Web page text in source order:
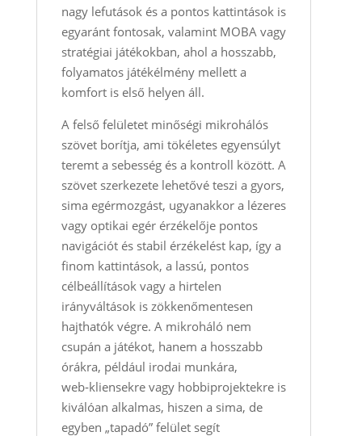
nagy lefutások és a pontos kattintások is
egyaránt fontosak, valamint MOBA vagy
stratégiai játékokban, ahol a hosszabb,
folyamatos játékélmény mellett a
komfort is első helyen áll.
A felső felületet minőségi mikrohálós
szövet borítja, ami tökéletes egyensúlyt
teremt a sebesség és a kontroll között. A
szövet szerkezete lehetővé teszi a gyors,
sima egérmozgást, ugyanakkor a lézeres
vagy optikai egér érzékelője pontos
navigációt és stabil érzékelést kap, így a
finom kattintások, a lassú, pontos
célbeállítások vagy a hirtelen
irányváltások is zökkenőmentesen
hajthatók végre. A mikroháló nem
csupán a játékot, hanem a hosszabb
órákra, például irodai munkára,
web‑kliensekre vagy hobbiprojektekre is
kiválóan alkalmas, hiszen a sima, de
egyben „tapadó” felület segít